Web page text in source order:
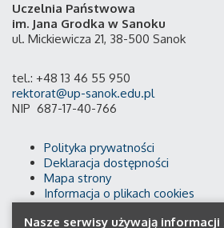
Uczelnia Państwowa
im. Jana Grodka w Sanoku
ul. Mickiewicza 21, 38-500 Sanok
tel.: +48 13 46 55 950
rektorat@up-sanok.edu.pl
NIP 687-17-40-766
Polityka prywatności
Deklaracja dostępności
Mapa strony
Informacja o plikach cookies
Nasze serwisy używają